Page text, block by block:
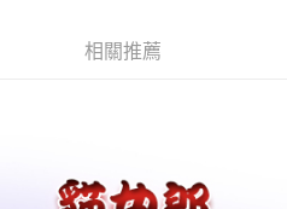
運費
相關推薦